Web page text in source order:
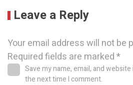
Leave a Reply
Your email address will not be
Required fields are marked*
Save my name, email, and
the next time I comment.